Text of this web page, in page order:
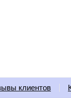
клиентов